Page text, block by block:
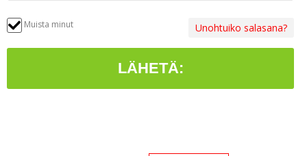
Muista minut Unohtuiko salasana?